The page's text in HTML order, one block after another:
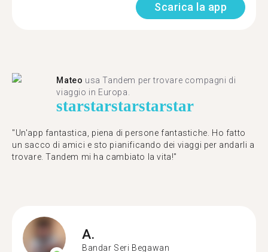
Scarica la app
Mateo usa Tandem per trovare compagni di
viaggio in Europa.
starstarstarstarstar
"Un'app fantastica, piena di persone fantastiche. Ho fatto
un sacco di amici e sto pianificando dei viaggi per andarli a
trovare. Tandem mi ha cambiato la vita!"
A.
Bandar Seri Begawan